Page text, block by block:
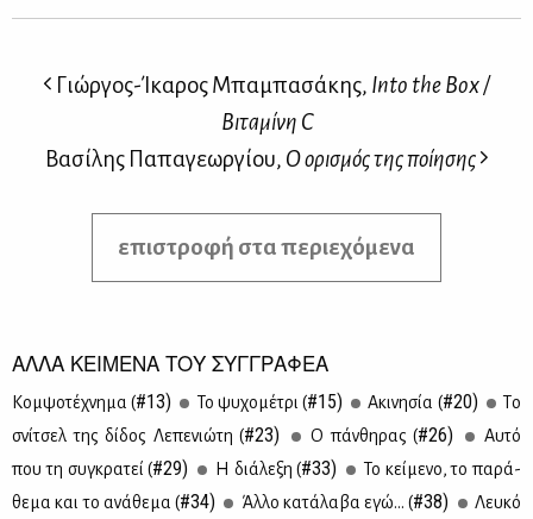
Γιώργος-Ίκαρος Μπαμπασάκης, Into the Box /
Βιταμίνη C
Βασίλης Παπαγεωργίου, Ο ορισμός της ποίησης
επιστροφή στα περιεχόμενα
ΑΛΛΑ ΚΕΙΜΕΝΑ ΤΟΥ ΣΥΓΓΡΑΦΕΑ
Κομ­ψο­τέ­χνη­μα (#13) Το ψυ­χο­μέ­τρι (#15) Ακι­νη­σία (#20)
Τo
σνί­τσελ της δί­δος Λε­πε­νιώ­τη (#23) Ο πάν­θη­ρας (#26)
Αυ­τό
που τη συ­γκρα­τεί (#29) Η διά­λε­ξη (#33)
Το κεί­με­νο, το πα­ρά­
θε­μα και το ανά­θε­μα (#34) Άλ­λο κα­τά­λα­βα εγώ... (#38)
Λευ­κό